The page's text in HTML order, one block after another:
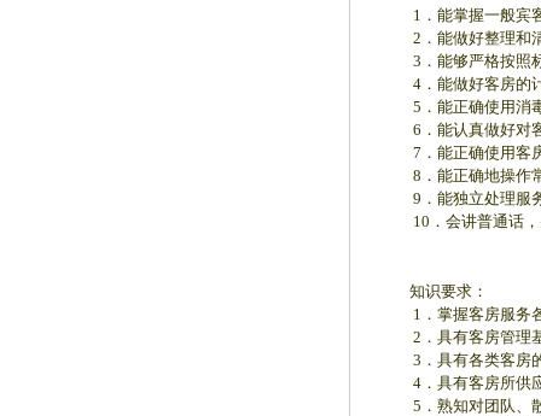
1．能掌握一般宾客
2．能做好整理和清
3．能够严格按照标
4．能做好客房的计
5．能正确使用消毒
6．能认真做好对客
7．能正确使用客房
8．能正确地操作常
9．能独立处理服务
10．会讲普通话，
知识要求：
1．掌握客房服务各
2．具有客房管理基
3．具有各类客房的
4．具有客房所供应
5．熟知对团队、散